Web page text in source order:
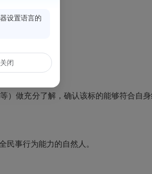
）做充分了解，确认该标的能够符合自
民事行为能力的自然人。
设置语言的
关闭